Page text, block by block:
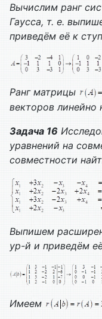
Вычислим ранг
Гаусса, т. е.
приведём её к
Ранг матрицы
векторов линейно
Задача 16
уравнений на
совместности
Выпишем
ур-й и приведём
Имеем